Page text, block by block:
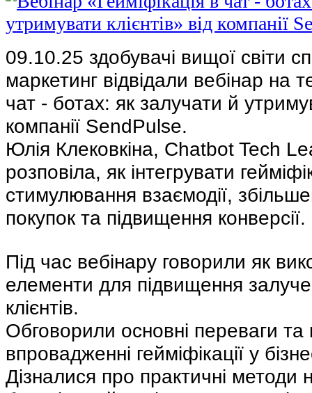
09.10.25 здобувачі вищої світи
маркетинг відвідали вебінар на
чат - ботах: як залучати й
компанії SendPulse.
Юлія Клековкіна, Chatbot Tech
розповіла, як інтегрувати
стимулювання взаємодії,
покупок та підвищення конверсії.
Під час вебінару говорили як
елементи для підвищення
клієнтів.
Обговорили основні переваги
впровадженні гейміфікації у
Дізналися про практичні методи